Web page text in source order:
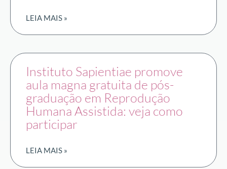
LEIA MAIS »
Instituto Sapientiae promove
aula magna gratuita de pós-
graduação em Reprodução
Humana Assistida: veja como
participar
LEIA MAIS »